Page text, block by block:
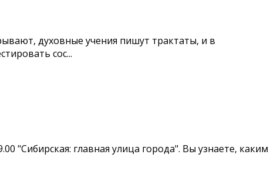
духовные учения пишут трактаты, и в
сос...
"Сибирская: главная улица города". Вы узнаете, каким